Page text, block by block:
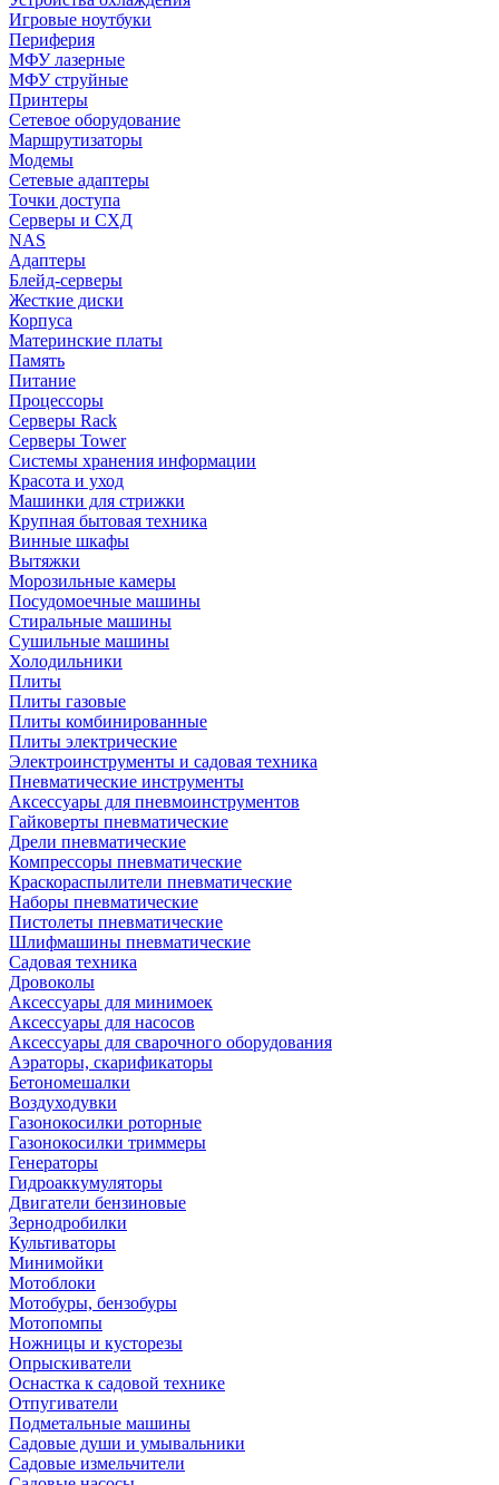
Игровые ноутбуки
Периферия
МФУ лазерные
МФУ струйные
Принтеры
Сетевое оборудование
Маршрутизаторы
Модемы
Сетевые адаптеры
Точки доступа
Серверы и СХД
NAS
Адаптеры
Блейд-серверы
Жесткие диски
Корпуса
Материнские платы
Память
Питание
Процессоры
Серверы Rack
Серверы Tower
Системы хранения информации
Красота и уход
Машинки для стрижки
Крупная бытовая техника
Винные шкафы
Вытяжки
Морозильные камеры
Посудомоечные машины
Стиральные машины
Сушильные машины
Холодильники
Плиты
Плиты газовые
Плиты комбинированные
Плиты электрические
Электроинструменты и садовая техника
Пневматические инструменты
Аксессуары для пневмоинструментов
Гайковерты пневматические
Дрели пневматические
Компрессоры пневматические
Краскораспылители пневматические
Наборы пневматические
Пистолеты пневматические
Шлифмашины пневматические
Садовая техника
Дровоколы
Аксессуары для минимоек
Аксессуары для насосов
Аксессуары для сварочного оборудования
Аэраторы, скарификаторы
Бетономешалки
Воздуходувки
Газонокосилки роторные
Газонокосилки триммеры
Генераторы
Гидроаккумуляторы
Двигатели бензиновые
Зернодробилки
Культиваторы
Минимойки
Мотоблоки
Мотобуры, бензобуры
Мотопомпы
Ножницы и кусторезы
Опрыскиватели
Оснастка к садовой технике
Отпугиватели
Подметальные машины
Садовые души и умывальники
Садовые измельчители